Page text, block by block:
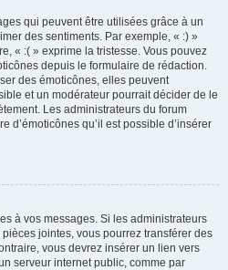
qui peuvent être utilisées grâce à un
des sentiments. Par exemple, « :) »
« :( » exprime la tristesse. Vous pouvez
depuis le formulaire de rédaction.
des émoticônes, elles peuvent
et un modérateur pourrait décider de le
Les administrateurs du forum
d’émoticônes qu’il est possible d’insérer
à vos messages. Si les administrateurs
jointes, vous pourrez transférer des
vous devrez insérer un lien vers
serveur internet public, comme par